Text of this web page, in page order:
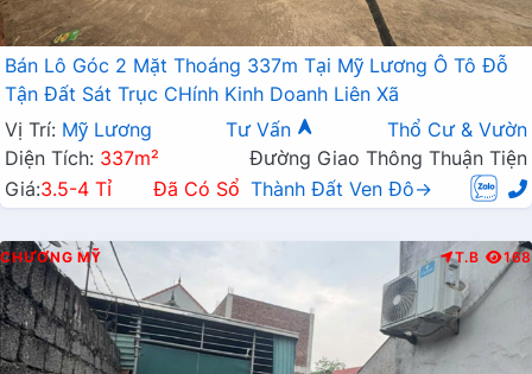
Bán Lô Góc 2 Mặt Thoáng 337m Tại Mỹ Lương Ô Tô Đỗ
Tận Đất Sát Trục CHính Kinh Doanh Liên Xã
Vị Trí: Mỹ Lương Tư Vấn
Thổ Cư & Vườn
Diện Tích: 337m²
Đường Giao Thông Thuận Tiện
Giá:3.5-4 Tỉ Đã Có Sổ Thành Đất Ven Đô→
CHƯƠNG MỸ T.B 168